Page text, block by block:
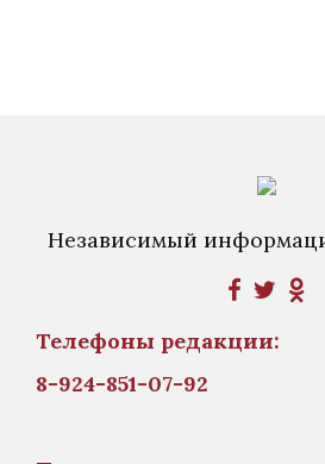
Независимый
Телефоны редакции:
8-924-851-07-92